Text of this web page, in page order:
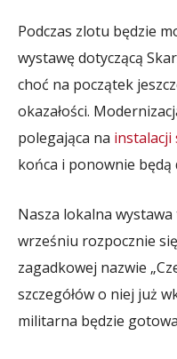
Podczas zlotu będzie
wystawę dotyczącą
choć na początek
okazałości.
polegająca na instalacji
końca i ponownie będą
Nasza lokalna
wrześniu rozpocznie
zagadkowej nazwie
szczegółów o niej już
militarna będzie